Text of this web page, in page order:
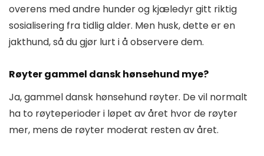
overens med andre hunder og kjæledyr gitt riktig
sosialisering fra tidlig alder. Men husk, dette er en
jakthund, så du gjør lurt i å observere dem.
Røyter gammel dansk hønsehund mye?
Ja, gammel dansk hønsehund røyter. De vil normalt
ha to røyteperioder i løpet av året hvor de røyter
mer, mens de røyter moderat resten av året.